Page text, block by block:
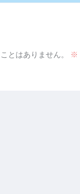
とはありません。 ※